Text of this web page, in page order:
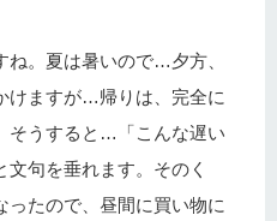
ね。夏は暑いので…夕方、
けますが…帰りは、完全に
そうすると…「こんな遅い
句を垂れます。そのく
ったので、昼間に買い物に